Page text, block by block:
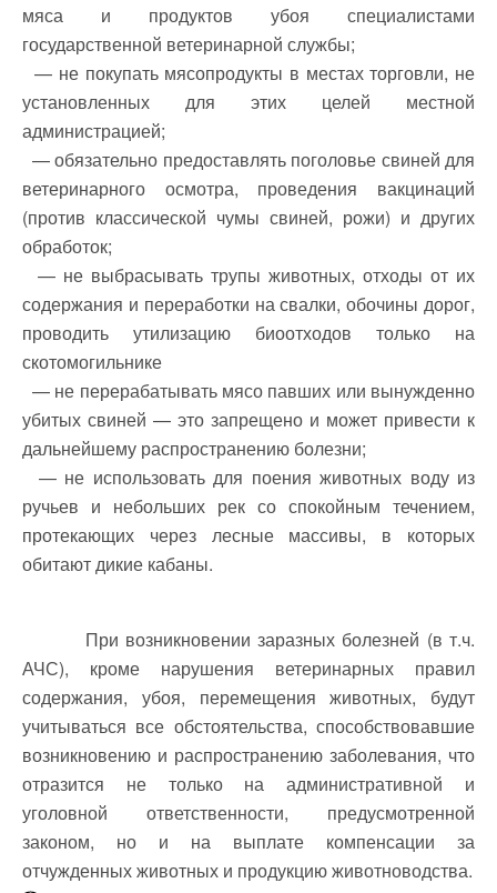
мяса и продуктов убоя специалистами
государственной ветеринарной службы;
— не покупать мясопродукты в местах торговли, не
установленных для этих целей местной
администрацией;
— обязательно предоставлять поголовье свиней для
ветеринарного осмотра, проведения вакцинаций
(против классической чумы свиней, рожи) и других
обработок;
— не выбрасывать трупы животных, отходы от их
содержания и переработки на свалки, обочины дорог,
проводить утилизацию биоотходов только на
скотомогильнике
— не перерабатывать мясо павших или вынужденно
убитых свиней — это запрещено и может привести к
дальнейшему распространению болезни;
— не использовать для поения животных воду из
ручьев и небольших рек со спокойным течением,
протекающих через лесные массивы, в которых
обитают дикие кабаны.
При возникновении заразных болезней (в т.ч.
АЧС), кроме нарушения ветеринарных правил
содержания, убоя, перемещения животных, будут
учитываться все обстоятельства, способствовавшие
возникновению и распространению заболевания, что
отразится не только на административной и
уголовной ответственности, предусмотренной
законом, но и на выплате компенсации за
отчужденных животных и продукцию животноводства.